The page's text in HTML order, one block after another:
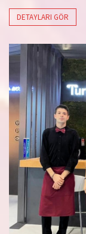
DETAYLARI GÖR